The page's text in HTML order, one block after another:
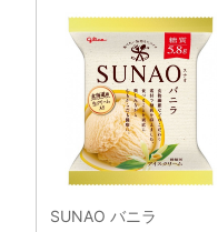
SUNAO バニラ